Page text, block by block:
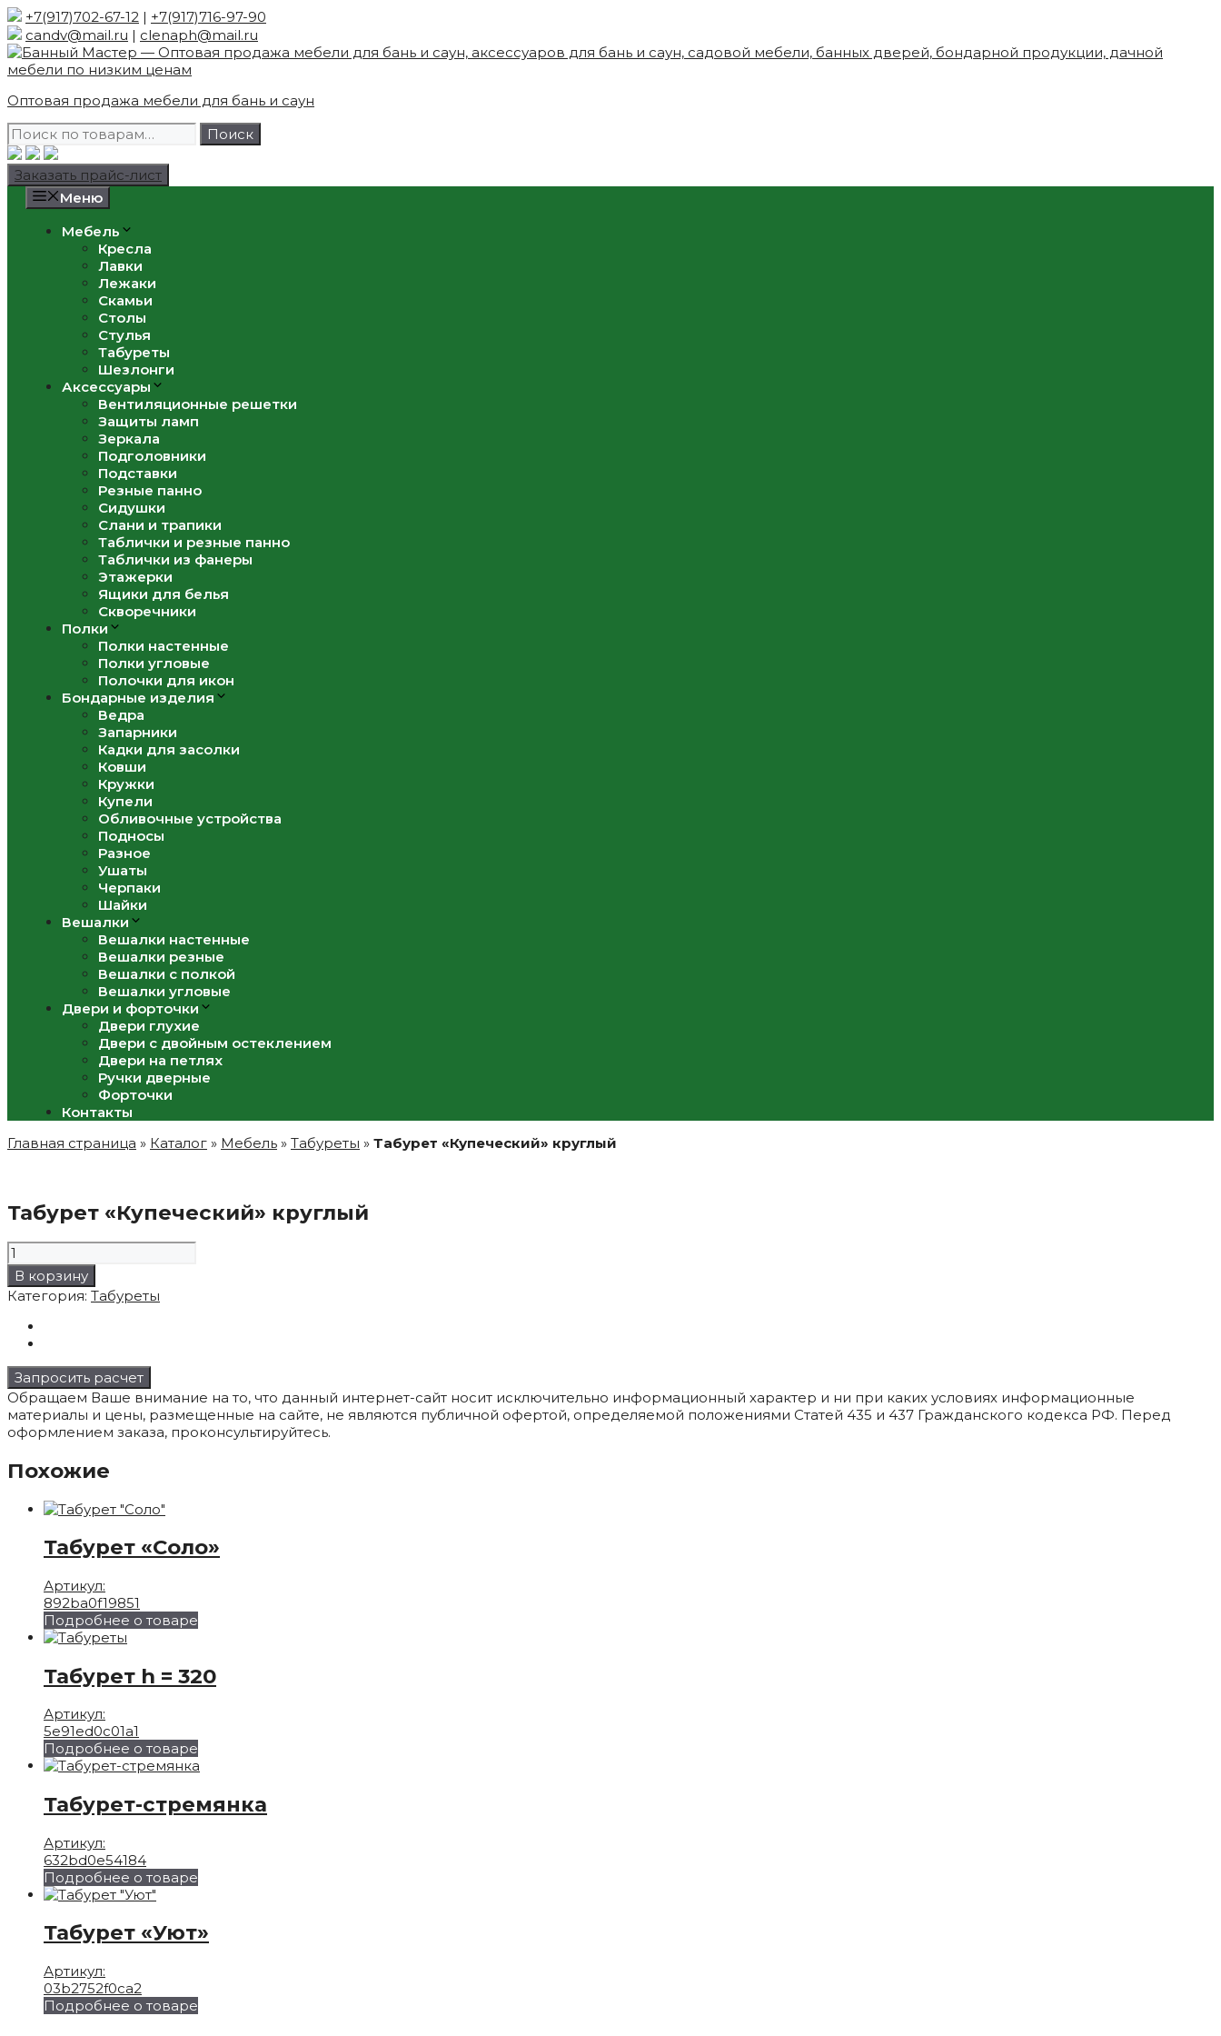
Skip
to
content
+7(917)702-67-12 | +7(917)716-97-90
candv@mail.ru | clenaph@mail.ru
Оптовая продажа мебели для бань и саун
Искать:
Поиск
Заказать прайс-лист
Меню
Мебель
Кресла
Лавки
Лежаки
Скамьи
Столы
Стулья
Табуреты
Шезлонги
Аксессуары
Вентиляционные решетки
Защиты ламп
Зеркала
Подголовники
Подставки
Резные панно
Сидушки
Слани и трапики
Таблички и резные панно
Таблички из фанеры
Этажерки
Ящики для белья
Скворечники
Полки
Полки настенные
Полки угловые
Полочки для икон
Бондарные изделия
Ведра
Запарники
Кадки для засолки
Ковши
Кружки
Купели
Обливочные устройства
Подносы
Разное
Ушаты
Черпаки
Шайки
Вешалки
Вешалки настенные
Вешалки резные
Вешалки с полкой
Вешалки угловые
Двери и форточки
Двери глухие
Двери с двойным остеклением
Двери на петлях
Ручки дверные
Форточки
Контакты
Главная страница » Каталог » Мебель » Табуреты » Табурет «Купеческий» круглый
Табурет «Купеческий» круглый
Количество
товара
Табурет
"Купеческий"
В корзину
Категория: Табуреты
Запросить расчет
Обращаем Ваше внимание на то, что данный интернет-сайт носит исключительно информационный характер и ни при каких условиях информационные
материалы и цены, размещенные на сайте, не являются публичной офертой, определяемой положениями Статей 435 и 437 Гражданского кодекса РФ. Перед
оформлением заказа, проконсультируйтесь.
Похожие
Табурет «Соло»
Артикул:
892ba0f19851
Подробнее о товаре
Табурет h = 320
Артикул:
5e91ed0c01a1
Подробнее о товаре
Табурет-стремянка
Артикул:
632bd0e54184
Подробнее о товаре
Табурет «Уют»
Артикул:
03b2752f0ca2
Подробнее о товаре